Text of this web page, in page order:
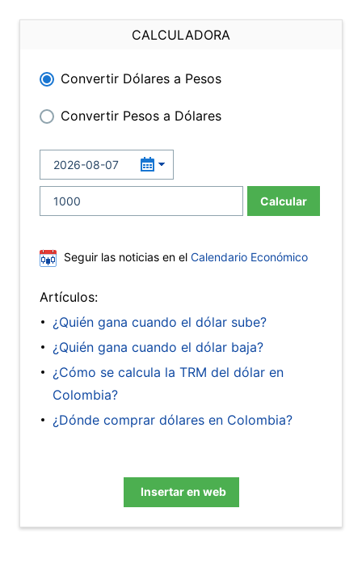
CALCULADORA
Convertir Dólares a Pesos
Convertir Pesos a Dólares
Calcular
Seguir las noticias en el Calendario Económico
Artículos:
¿Quién gana cuando el dólar sube?
¿Quién gana cuando el dólar baja?
¿Cómo se calcula la TRM del dólar en
Colombia?
¿Dónde comprar dólares en Colombia?
Insertar en web